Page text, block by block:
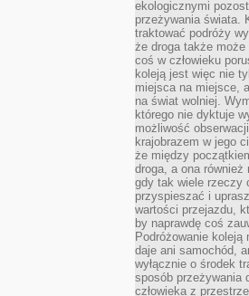
ekologicznymi
przeżywania świata.
traktować podróży
że droga także
coś w człowieku
koleją jest więc nie
miejsca na miejsce,
na świat wolniej.
którego nie dyktuje
możliwość
krajobrazem w jego
że między
droga, a ona
gdy tak wiele rzeczy
przyspieszać i
wartości przejazdu,
by naprawdę coś
Podróżowanie
daje ani samochód,
wyłącznie o środek
sposób przeżywania
człowieka z